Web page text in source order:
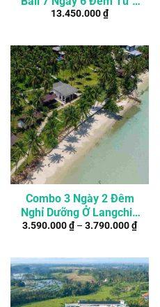
Người
13.450.000₫
Combo 3 Ngày 2 Đêm
Nghỉ Dưỡng Ở Langchia
Nam Du Resort
3.590.000₫– 3.790.000₫